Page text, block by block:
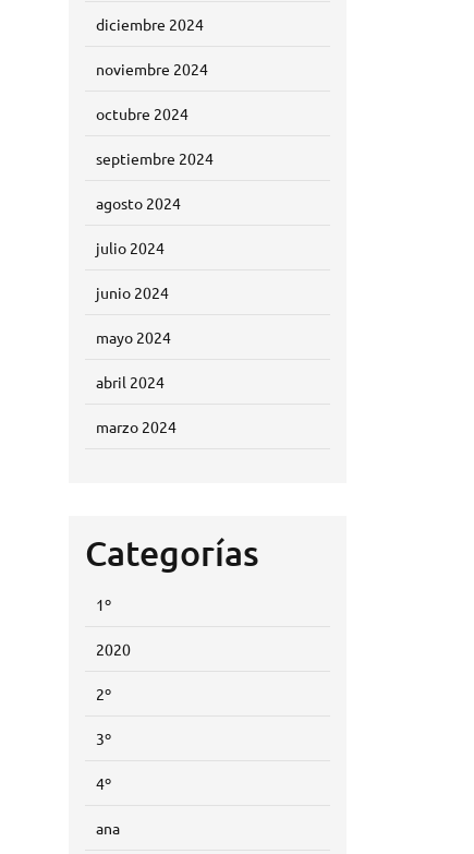
diciembre 2024
noviembre 2024
octubre 2024
septiembre 2024
agosto 2024
julio 2024
junio 2024
mayo 2024
abril 2024
marzo 2024
Categorías
1º
2020
2º
3º
4º
ana